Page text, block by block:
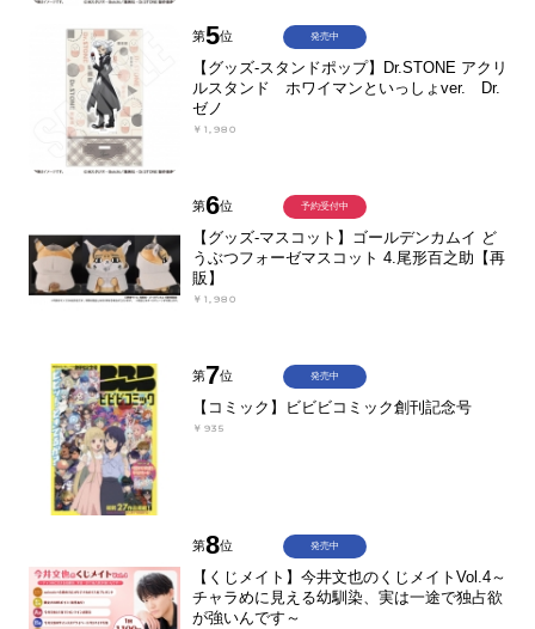
第5位
【グッズ-スタンドポップ】Dr.STONE アクリ
ルスタンド ホワイマンといっしょver. Dr.
ゼノ
￥1,980
発売中
第6位
【グッズ-マスコット】ゴールデンカムイ ど
うぶつフォーゼマスコット 4.尾形百之助【再
販】
￥1,980
予約受付中
第7位
【コミック】ビビビコミック創刊記念号
￥935
発売中
第8位
【くじメイト】今井文也のくじメイトVol.4～
チャラめに見える幼馴染、実は一途で独占欲
が強いんです～
発売中